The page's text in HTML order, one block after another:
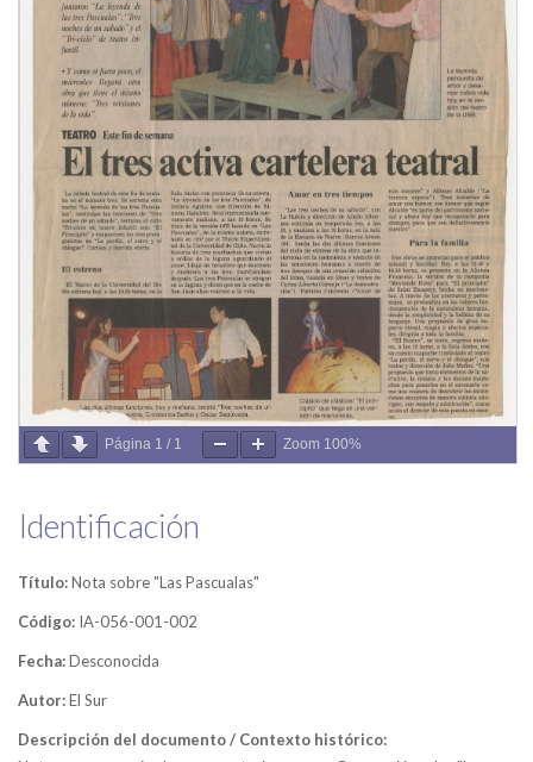
Página 1 / 1 Zoom 100%
Identificación
Título:Nota sobre "Las Pascualas"
Código: IA-056-001-002
Fecha:Desconocida
Autor:El Sur
Descripción del documento / Contexto histórico: